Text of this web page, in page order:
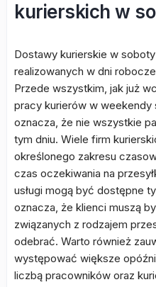
kurierskich w
Dostawy kurierskie w
realizowanych w dni
Przede wszystkim, jak już
pracy kurierów w
oznacza, że nie wszystkie
tym dniu. Wiele firm
określonego zakresu
czas oczekiwania na
usługi mogą być dostępne
oznacza, że klienci muszą
związanych z rodzajem
odebrać. Warto również
występować większe
liczbą pracowników oraz